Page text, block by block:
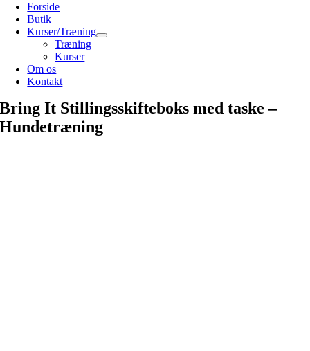
Forside
Butik
Kurser/Træning
Træning
Kurser
Om os
Kontakt
Bring It Stillingsskifteboks med taske –
Hundetræning